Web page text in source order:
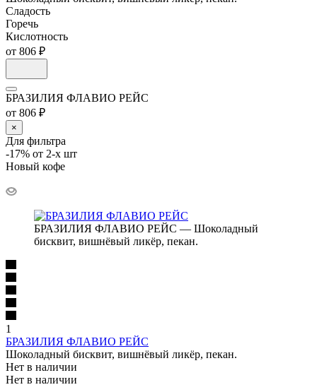
Сладость
Горечь
Кислотность
от 806 ₽
БРАЗИЛИЯ ФЛАВИО РЕЙС
от 806 ₽
×
Для фильтра
-17% от 2-х шт
Новый кофе
БРАЗИЛИЯ ФЛАВИО РЕЙС — Шоколадный
бисквит, вишнёвый ликёр, пекан.
1
БРАЗИЛИЯ ФЛАВИО РЕЙС
Шоколадный бисквит, вишнёвый ликёр, пекан.
Нет в наличии
Нет в наличии